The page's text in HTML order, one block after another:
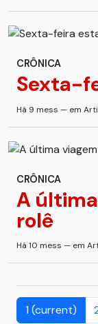
CRÔNICA
Sexta-
Há 9 mess — em
CRÔNICA
A
rolê
Há 10 mess — em
1 (current)